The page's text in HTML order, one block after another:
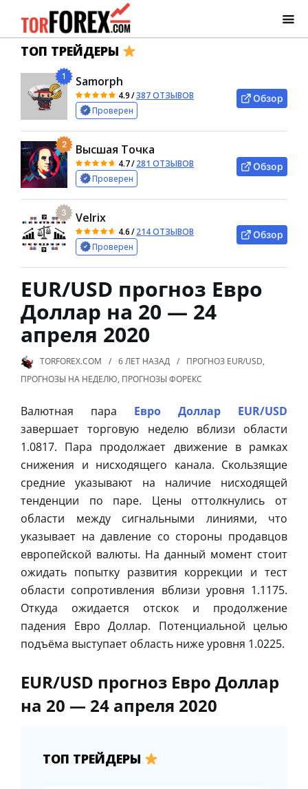
ТОП ТРЕЙДЕРЫ
1 Samorph
4.9/387 ОТЗЫВОВ
Проверен
Обзор
2 Высшая Точка
4.7/281 ОТЗЫВОВ
Проверен
Обзор
3 Velrix
4.6/214 ОТЗЫВОВ
Проверен
Обзор
EUR/USD прогноз Евро
Доллар на 20 — 24
апреля 2020
TORFOREX.COM 6 ЛЕТ НАЗАД ПРОГНОЗ EUR/USD,
ПРОГНОЗЫ НА НЕДЕЛЮ, ПРОГНОЗЫ ФОРЕКС
Валютная пара Евро Доллар EUR/USD
завершает торговую неделю вблизи области
1.0817. Пара продолжает движение в рамках
снижения и нисходящего канала. Скользящие
средние указывают на наличие нисходящей
тенденции по паре. Цены оттолкнулись от
области между сигнальными линиями, что
указывает на давление со стороны продавцов
европейской валюты. На данный момент стоит
ожидать попытку развития коррекции и тест
области сопротивления вблизи уровня 1.1175.
Откуда ожидается отскок и продолжение
падения Евро Доллар. Потенциальной целью
подъёма выступает область ниже уровня 1.0225.
EUR/USD прогноз Евро Доллар
на 20 — 24 апреля 2020
ТОП ТРЕЙДЕРЫ